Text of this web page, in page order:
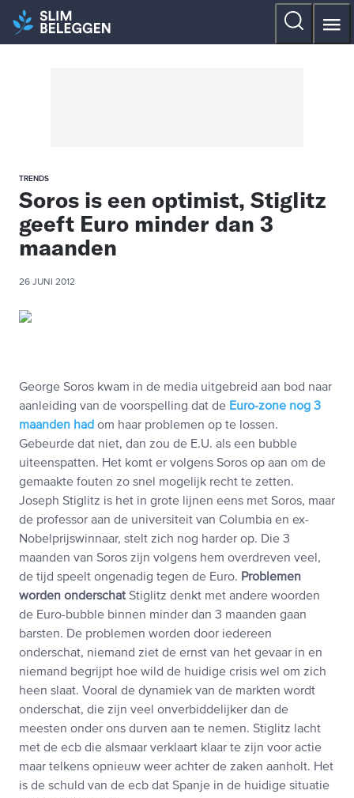
TRENDS
Soros is een optimist, Stiglitz
geeft Euro minder dan 3
maanden
26 JUNI 2012
George Soros kwam in de media uitgebreid aan bod naar
aanleiding van de voorspelling dat de Euro-zone nog 3
maanden had om haar problemen op te lossen.
Gebeurde dat niet, dan zou de E.U. als een bubble
uiteenspatten. Het komt er volgens Soros op aan om de
gemaakte fouten zo snel mogelijk recht te zetten.
Joseph Stiglitz is het in grote lijnen eens met Soros, maar
de professor aan de universiteit van Columbia en ex-
Nobelprijswinnaar, stelt zich nog harder op. Die 3
maanden van Soros zijn volgens hem overdreven veel,
de tijd speelt ongenadig tegen de Euro. Problemen
worden onderschat Stiglitz denkt met andere woorden
de Euro-bubble binnen minder dan 3 maanden gaan
barsten. De problemen worden door iedereen
onderschat, niemand ziet de ernst van het gevaar in en
niemand begrijpt hoe wild de huidige crisis wel om zich
heen slaat. Vooral de dynamiek van de markten wordt
onderschat, die zijn veel onverbiddelijker dan de
meesten onder ons durven aan te nemen. Stiglitz lacht
met de ecb die alsmaar verklaart klaar te zijn voor actie
maar telkens opnieuw weer achter de zaken aanholt. Het
is de schuld van de ecb dat Spanje in de huidige situatie